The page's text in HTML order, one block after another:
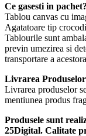
Ce gasesti in pachet?
Tablou canvas cu
Agatatoare tip
Tablourile sunt
previn umezirea si
transportare a
Livrarea Produselor
Livrarea produselor
mentiunea produs
Produsele sunt
25Digital. Calitate